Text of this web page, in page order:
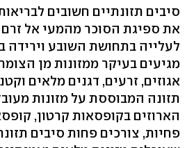
סיבים תזונתיים חשובים
את ספיגת הסוכר מהמעי אל
לעלייה בתחושת השובע וירידה
מגיעים בעיקר ממזונות מן
אגוזים, זרעים, דגנים מלאים
תזונה המבוססת על מזונות
הארוזים בקופסאות קרטון,
פחיות, צורכים פחות סיבים